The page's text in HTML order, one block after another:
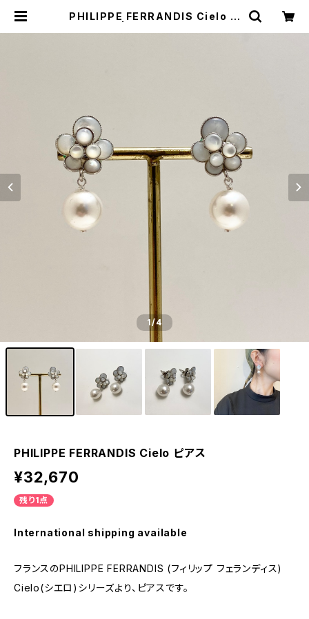
PHILIPPE FERRANDIS Cielo ピ
1/4
PHILIPPE FERRANDIS Cielo ピアス
¥32,670
残り1点
International shipping available
フランスのPHILIPPE FERRANDIS (フィリップ フェランディス)
Cielo(シエロ)シリーズより、ピアスです。